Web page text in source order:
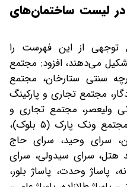
لیست ساختمان‌های
توجهی از این فهرست را
می‌دهند، افزود: مجتمع
سنتی ستارخان، مجتمع
یادگار، مجتمع تجاری و پارکینگ
ولیعصر، مجتمع تجاری و
اداری بوستان، برج نگین رضا، مجتمع ونک پارک (۵ بلوک)،
سرای وحید، سرای حاج
هتل، سرای سیدولی، سرای
پاساژ وحدت، پاساژ بلور،